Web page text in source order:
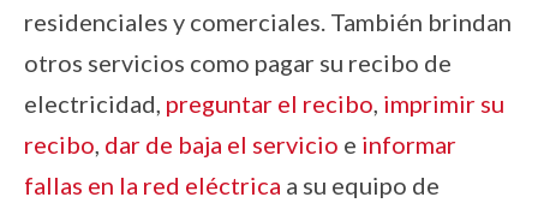
residenciales y comerciales. También brindan
otros servicios como pagar su recibo de
electricidad, preguntar el recibo imprimir su
recibo dar de baja el servicio e informar
fallas en la red eléctrica a su equipo de